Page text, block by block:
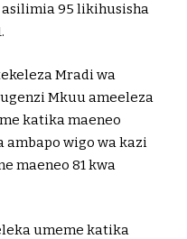
95 likihusisha
Mradi wa
Mkuu ameeleza
katika maeneo
ambapo wigo wa kazi
maeneo 81 kwa
umeme katika